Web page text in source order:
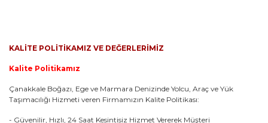
KALİTE POLİTİKAMIZ VE DEĞERLERİMİZ
Kalite Politikamız
Çanakkale Boğazı, Ege ve Marmara Denizinde Yolcu, Araç ve Yük
Taşımacılığı Hizmeti veren Firmamızın Kalite Politikası:
- Güvenilir, Hızlı, 24 Saat Kesintisiz Hizmet Vererek Müşteri